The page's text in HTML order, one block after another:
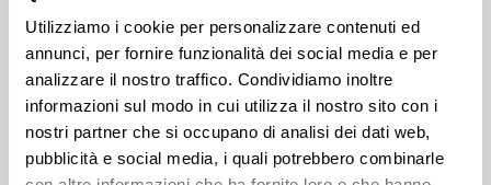
Utilizziamo i cookie per personalizzare contenuti ed
annunci, per fornire funzionalità dei social media e per
analizzare il nostro traffico. Condividiamo inoltre
informazioni sul modo in cui utilizza il nostro sito con i
nostri partner che si occupano di analisi dei dati web,
pubblicità e social media, i quali potrebbero combinarle
43 voti positivi e 7 recensioni